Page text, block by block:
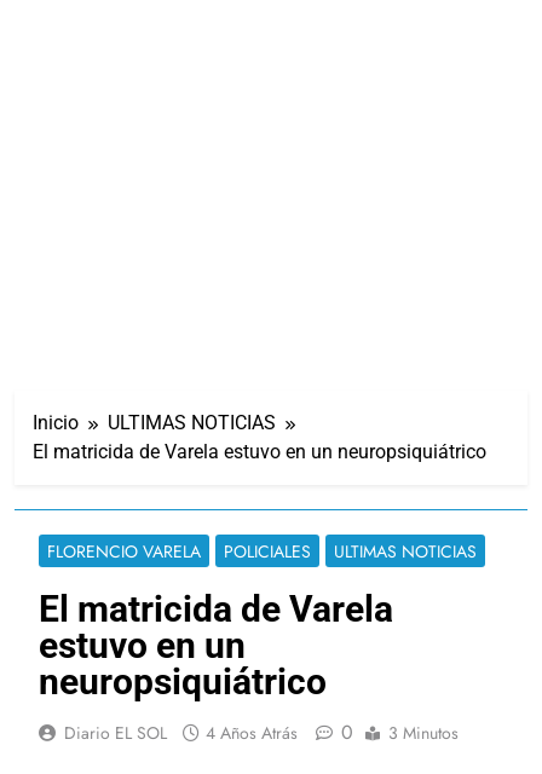
Inicio
ULTIMAS NOTICIAS
El matricida de Varela estuvo en un neuropsiquiátrico
FLORENCIO VARELA POLICIALES ULTIMAS NOTICIAS
El matricida de Varela
estuvo en un
neuropsiquiátrico
Diario EL SOL 4 Años Atrás 0 3 Minutos